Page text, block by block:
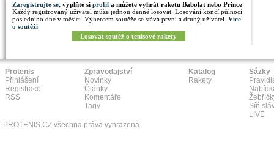
Zaregistrujte se, vyplňte si profil a můžete vyhrát raketu Babolat nebo Prince
Každý registrovaný uživatel může jednou denně losovat. Losování končí půlnocí
posledního dne v měsíci. Výhercem soutěže se stává první a druhý uživatel. Více
o soutěži
Losovat soutěž o tenisové rakety
Protenis
Přihlášení
Registrace
RSS
Zpravodajství
Novinky
Články
Komentáře
Tagy
Katalog
Rakety
Sázky
Síň
L!VE
PROTENIS.CZ všechna práva vyhrazena